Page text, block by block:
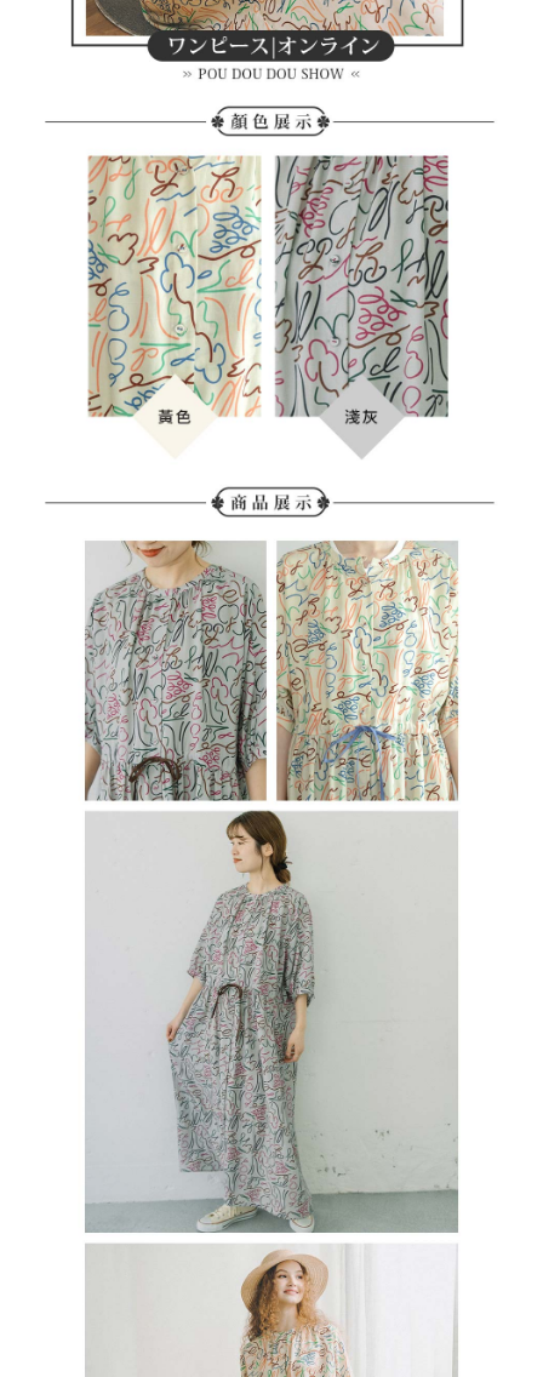
時審查核予不同之上限額度；若仍有額度不足之情形，本公司將視審查結果
請求用戶進行身份認證。
５．嚴禁一人註冊多個帳號或使用他人資訊註冊。若發現惡意使用之情形，
恩沛科技股份有限公司將有權停止該用戶之使用額度並採取法律行動。
離島宅配